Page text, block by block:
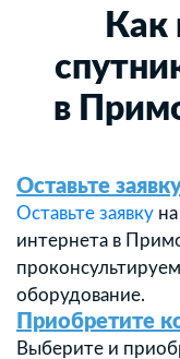
в
Оставьте
Оставьте заявку
интернета в
оборудование.
Приобретите
Выберите и